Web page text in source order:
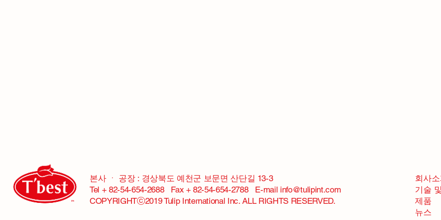
본사 ㆍ 공장 : 경상북도 예천군 보문면 산단길 13-3
Tel + 82-54-654-2688 Fax + 82-54-654-2788 E-mail info@tulipint.com
COPYRIGHTⓒ2019 Tulip International Inc. ALL RIGHTS RESERVED.
회사소
기술
제품
뉴스